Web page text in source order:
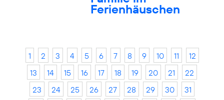
Ferienhäuschen
1 2 3 4 5 6 7 8 9 10 11
12
13
14 15 16 17 18 19 20 21
22
23
24 25 26 27 28 29 30
31